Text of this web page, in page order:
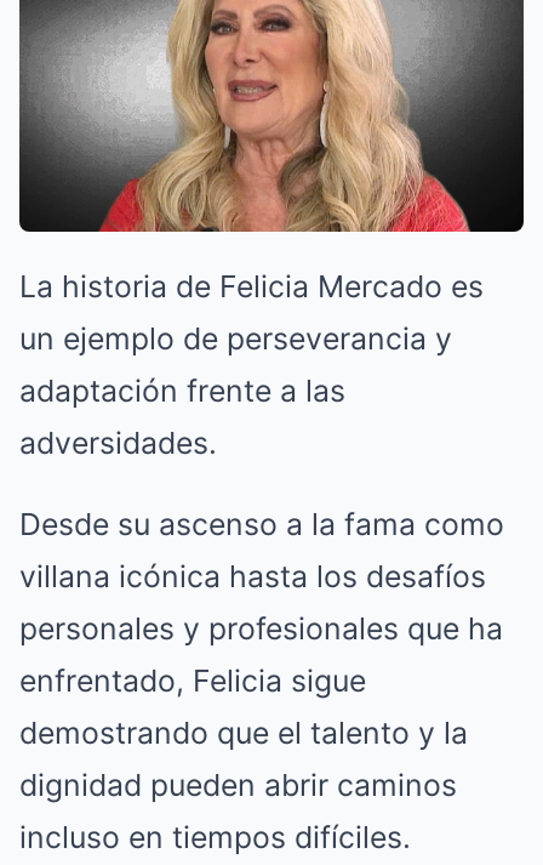
La historia de Felicia Mercado es
un ejemplo de perseverancia y
adaptación frente a las
adversidades.
Desde su ascenso a la fama como
villana icónica hasta los desafíos
personales y profesionales que ha
enfrentado, Felicia sigue
demostrando que el talento y la
dignidad pueden abrir caminos
incluso en tiempos difíciles.